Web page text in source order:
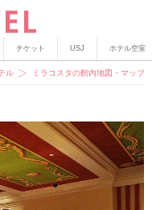
チケット USJ ホテル空室
ル ミラコスタの館内地図・マップ